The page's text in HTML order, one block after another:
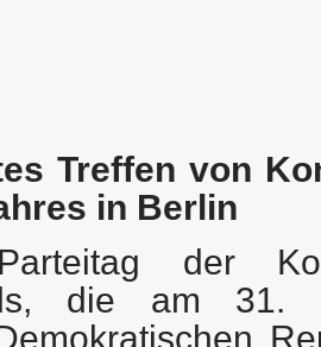
Treffen von
in Berlin
der
die am